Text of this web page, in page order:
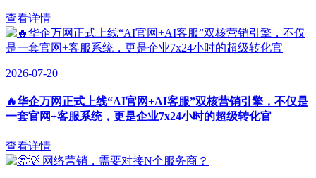
查看详情
2026-07-20
🔥华企万网正式上线“AI官网+AI客服”双核营销引擎，不仅是
一套官网+客服系统，更是企业7x24小时的超级转化官
查看详情